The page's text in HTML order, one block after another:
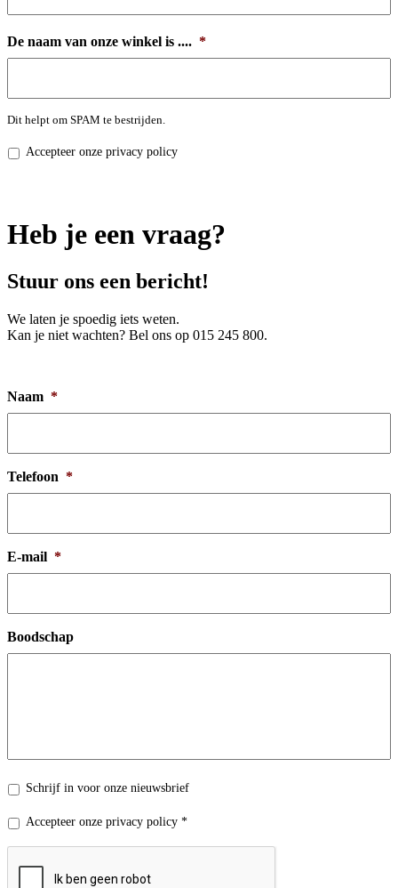
De naam van onze winkel is .... *
Dit helpt om SPAM te bestrijden.
Privacy
Accepteer onze privacy policy
Heb je een vraag?
Stuur ons een bericht!
We laten je spoedig iets weten.
Kan je niet wachten? Bel ons op 015 245 800.
Naam *
Telefoon *
E-mail *
Boodschap
Nieuwsbrief
Schrijf in voor onze nieuwsbrief
Privacy
Accepteer onze privacy policy *